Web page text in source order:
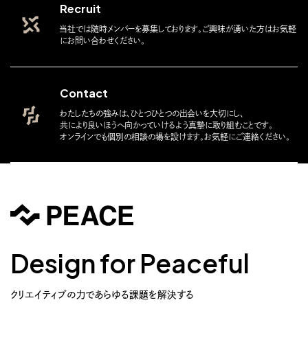
Recruit
当社では随時メンバーを募集しております。ご興味が湧いた方はお気軽
にお問い合わせください。
Contact
わたしたちの強みは、ひとつひとつの出会いを大切にし、
共により良いほうへ向かっていけるよう真摯に取り組むことです。
オンラインでも個別の相談の場を設けます。お気軽にご連絡ください。
Design for Peaceful
クリエイティブの力であらゆる課題を解決する